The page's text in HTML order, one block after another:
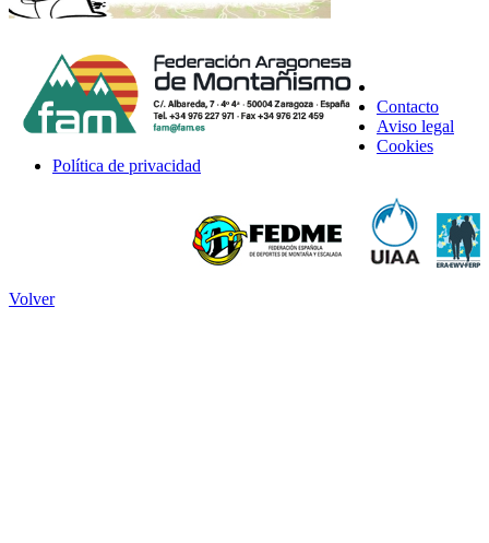
Contacto
Aviso legal
Cookies
Política de privacidad
Volver